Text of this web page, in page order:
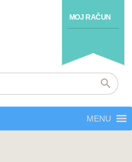
MOJ RAČUN
MENU